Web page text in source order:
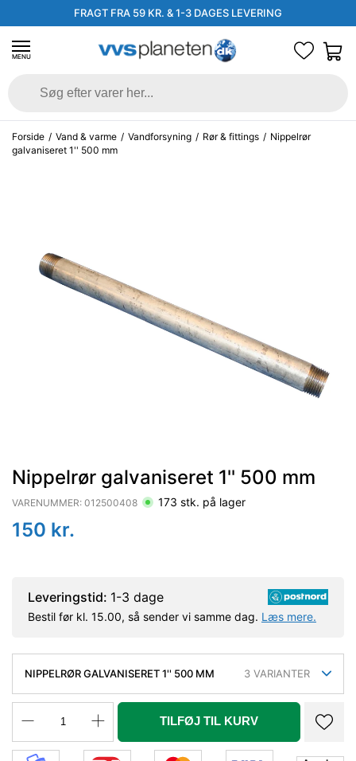
FRAGT FRA 59 KR. & 1-3 DAGES LEVERING
MENU
Forside / Vand & varme / Vandforsyning / Rør & fittings / Nippelrør
galvaniseret 1'' 500 mm
Nippelrør galvaniseret 1'' 500 mm
VARENUMMER: 012500408 173 stk. på lager
150 kr.
Leveringstid: 1-3 dage
Bestil før kl. 15.00, så sender vi samme dag. Læs mere.
NIPPELRØR GALVANISERET 1'' 500 MM 3 VARIANTER
TILFØJ TIL KURV